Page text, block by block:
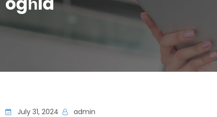
July 31, 2024 admin